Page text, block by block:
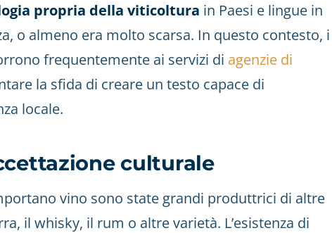
propria della viticoltura in Paesi e lingue in
o almeno era molto scarsa. In questo contesto, i
frequentemente ai servizi di agenzie di
la sfida di creare un testo capace di
locale.
culturale
vino sono state grandi produttrici di altre
il whisky, il rum o altre varietà. L’esistenza di